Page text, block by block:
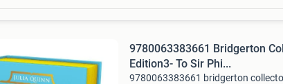
9780063383661 Bridgerton
Edition3- To Sir Phi...
9780063383661 bridgerton